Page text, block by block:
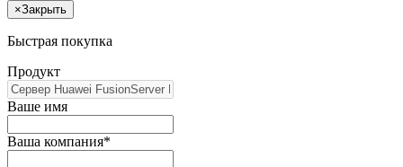
×Закрыть
Быстрая покупка
Продукт
Ваше имя
Ваша компания*